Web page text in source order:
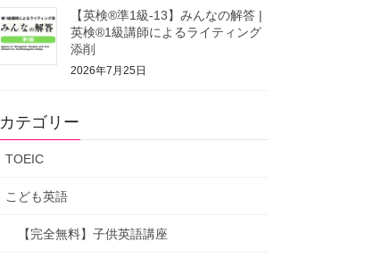
【英検®準1級-13】みんなの解答 |
英検®1級講師によるライティング
添削
2026年7月25日
カテゴリー
TOEIC
こども英語
【完全無料】子供英語講座